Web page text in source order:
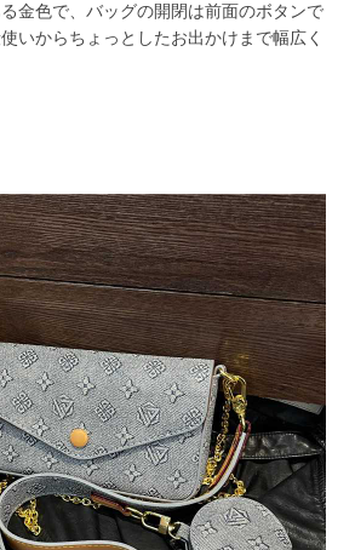
金色で、バッグの開閉は前面のボタンで
いからちょっとしたお出かけまで幅広く